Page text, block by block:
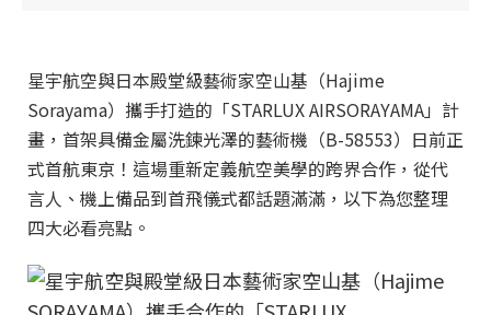
星宇航空與日本殿堂級藝術家空山基（Hajime
Sorayama）攜手打造的「STARLUX AIRSORAYAMA」計
畫，首架具備金屬洗鍊光澤的藝術機（B-58553）日前正
式首航東京！這場重新定義航空美學的跨界合作，從代
言人、機上備品到首飛儀式都話題滿滿，以下為您整理
四大必看亮點。